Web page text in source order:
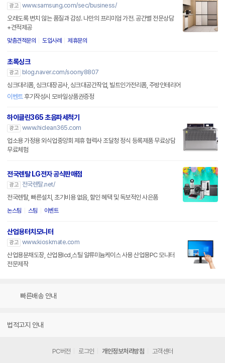
광고 www.samsung.com/sec/business/
오래도록 변치 않는 품질과 감성. 나만의 프리미엄 가전. 공간별 전문상담
+견적제공
맞춤견적문의 도입사례 제휴문의
초록싱크
광고
blog.naver.com/soony8807
싱크대리폼, 싱크대장공사, 싱크대공간작업, 빌트인가전리폼, 주방인테리어
이벤트후기작성시 모바일상품권증정
하이클린365 초음파세척기
광고 www.hiclean365.com
업소용 가정용 외식업중앙회 제휴 협력사 조달청 정식 등록제품 무료상담
무료체험
전국렌탈 LG전자 공식판매점
광고
전국렌탈.net/
전국렌탈, 빠른설치, 초기비용 없음, 할인 혜택 및 독보적인 사은품
논스팀 스팀 이벤트
산업용터치모니터
광고 www.kioskmate.com
산업용분채도장, 산업용lcd,스틸 알류미늄케이스 사용 산업용PC 모니터
전문제작
빠른배송 안내
법적고지 안내
PC버전 로그인 개인정보처리방침 고객센터